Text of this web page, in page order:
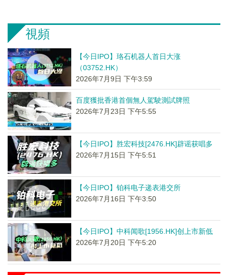
視頻
【今日IPO】珞石机器人首日大涨
（03752.HK）
2026年7月9日 下午3:59
百度獲批香港首個無人駕駛測試牌照
2026年7月23日 下午5:55
【今日IPO】胜宏科技[2476.HK]辟谣获唱多
2026年7月15日 下午5:51
【今日IPO】铂科电子递表港交所
2026年7月16日 下午3:50
【今日IPO】中科闻歌[1956.HK]创上市新低
2026年7月20日 下午5:20